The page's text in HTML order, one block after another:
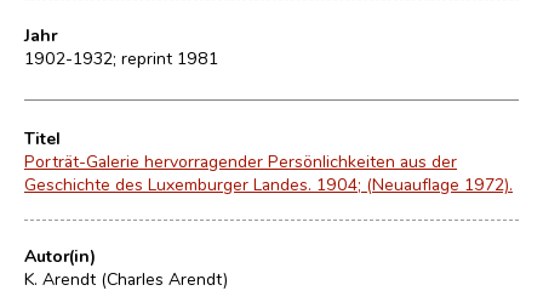
Jahr
1902-1932; reprint 1981
Titel
Porträt-Galerie hervorragender Persönlichkeiten aus der
Geschichte des Luxemburger Landes. 1904; (Neuauflage 1972).
Autor(in)
K. Arendt (Charles Arendt)